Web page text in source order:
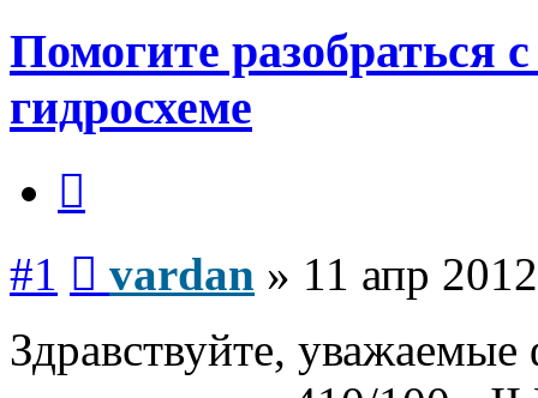
Помогите разобраться
гидросхеме
#1 vardan » 11 апр
Здравствуйте,